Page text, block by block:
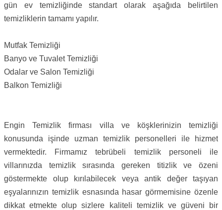
gün ev temizliğinde standart olarak aşağıda belirtilen
temizliklerin tamamı yapılır.
Mutfak Temizliği
Banyo ve Tuvalet Temizliği
Odalar ve Salon Temizliği
Balkon Temizliği
Engin Temizlik firması villa ve köşklerinizin temizliği
konusunda işinde uzman temizlik personelleri ile hizmet
vermektedir. Firmamız tebrübeli temizlik personeli ile
villarınızda temizlik sırasında gereken titizlik ve özeni
göstermekte olup kırılabilecek veya antik değer taşıyan
eşyalarınızın temizlik esnasında hasar görmemisine özenle
dikkat etmekte olup sizlere kaliteli temizlik ve güveni bir